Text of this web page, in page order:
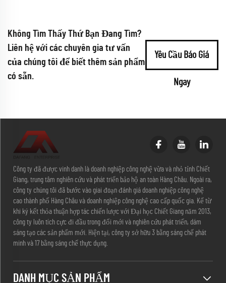
Không Tìm Thấy Thứ Bạn Đang Tìm?
Liên hệ với các chuyên gia tư vấn
của chúng tôi để biết thêm sản phẩm
có sẵn.
Yêu Cầu Báo Giá
Ngay
Công ty đã được vinh danh là doanh nghiệp công nghệ vừa và nhỏ tỉnh Chiết
Giang, trung tâm nghiên cứu và phát triển bảo hộ an toàn Hàng Châu. Ngoài ra,
công ty chúng tôi đã bước vào giai đoạn đánh giá doanh nghiệp công nghệ
cao thành phố Hàng Châu và doanh nghiệp công nghệ cao cấp quốc gia. Kể từ
khi ký kết thỏa thuận hợp tác chiến lược với Đại học Chiết Giang năm 2013,
công ty luôn tích cực đi đầu trong đổi mới và nghiên cứu phát triển, dám
sáng tạo các sản phẩm mới. Hiện tại, công ty sở hữu 3 bằng sáng chế phát
minh và 17 bằng sáng chế thực dụng.
DANH MỤC SẢN PHẨM